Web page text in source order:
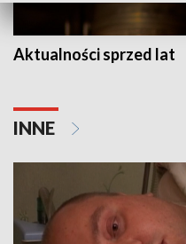
Aktualności sprzed lat
INNE